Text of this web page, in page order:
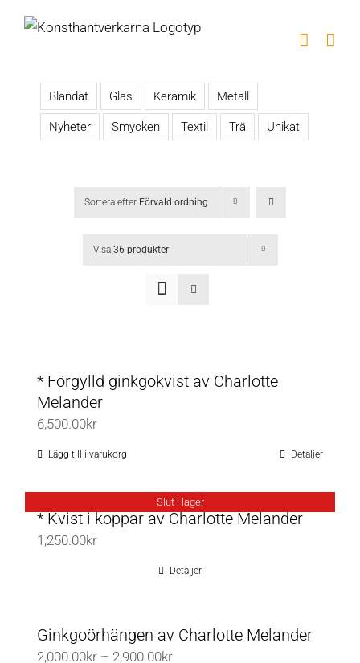
Blandat Glas Keramik Metall
Nyheter Smycken Textil Trä Unikat
Sortera efter Förvald ordning
Visa 36 produkter
* Förgylld ginkgokvist av Charlotte
Melander
6,500.00kr
Lägg till i varukorg Detaljer
Slut i lager
* Kvist i koppar av Charlotte Melander
1,250.00kr
Detaljer
Ginkgoörhängen av Charlotte Melander
2,000.00kr – 2,900.00krPrisintervall: